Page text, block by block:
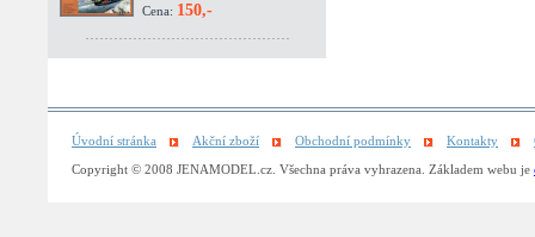
Cena: 150,-
Úvodní stránka Akční zboží Obchodní podmínky Kontakty
Copyright © 2008 JENAMODEL.cz. Všechna práva vyhrazena. Základem webu je